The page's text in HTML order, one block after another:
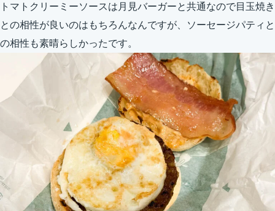
トマトクリーミーソースは月見バーガーと共通なので目玉焼き
との相性が良いのはもちろんなんですが、ソーセージパティと
の相性も素晴らしかったです。